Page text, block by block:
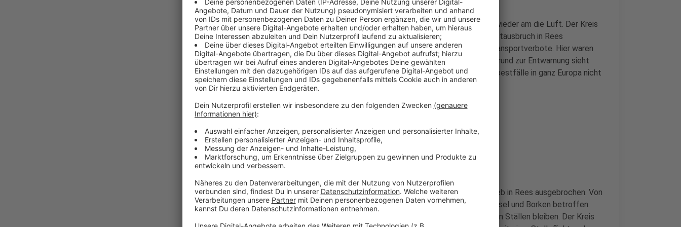
In Hamminkeln, Wesel und Xanten können Hühner, Puten und Co. wieder am die Luft. Der Kreis
Wesel hat seit Mitternacht die Sperrzonen nach dem Geflügelpestausbruch in Rees
aufgehoben. Damit enden in dem Bereich auch Stallpflicht und Transportverbote. Hier waren
zuletzt alle nötigen Proben und Kontrollen negativ ausgefallen. Grund zur Entwarnung sieht
das Kreisveterinäramt aber nicht. Noch immer reißen die Geflügelpestfälle in ganz Europa nicht
ab.
Anzeige
Tausende Tiere waren von der Stallpflicht betroffen
Anzeige
Anfang November war die Geflügelpest in einem Putenmastbetrieb in Rees ausgebrochen. Von
der Überwachungszone waren Tierhalter in den Kreisen Kleve, Wesel und Borken betroffen.
Tausende Hühner, Puten oder Gänse mussten über Wochen in ihren Ställen bleiben. Der Kreis